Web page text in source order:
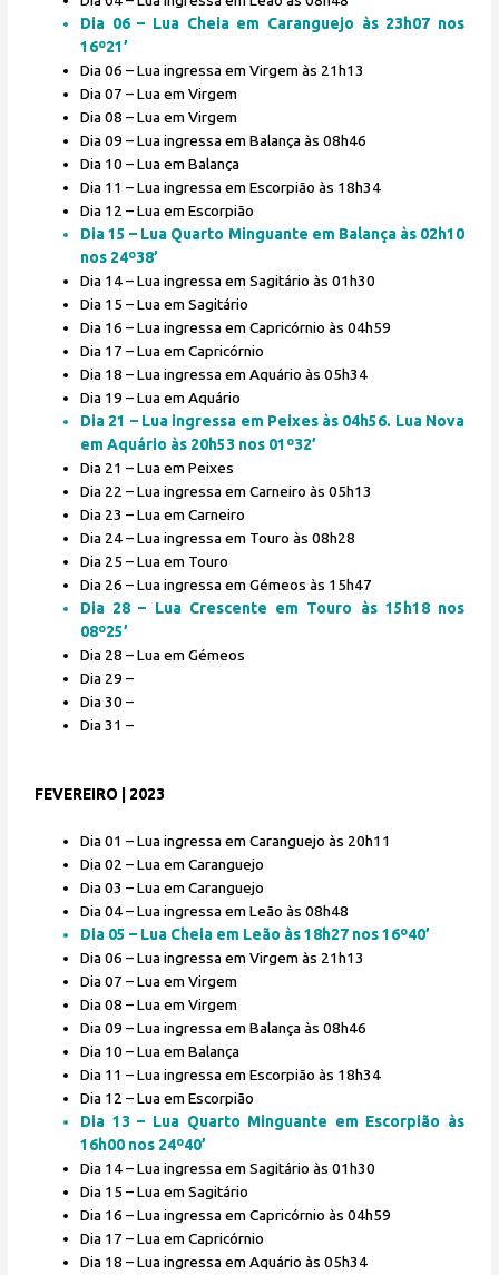
Dia 06 – Lua Cheia em Caranguejo às 23h07 nos
16º21’
Dia 06 – Lua ingressa em Virgem às 21h13
Dia 07 – Lua em Virgem
Dia 08 – Lua em Virgem
Dia 09 – Lua ingressa em Balança às 08h46
Dia 10 – Lua em Balança
Dia 11 – Lua ingressa em Escorpião às 18h34
Dia 12 – Lua em Escorpião
Dia 15 – Lua Quarto Minguante em Balança às 02h10
nos 24º38’
Dia 14 – Lua ingressa em Sagitário às 01h30
Dia 15 – Lua em Sagitário
Dia 16 – Lua ingressa em Capricórnio às 04h59
Dia 17 – Lua em Capricórnio
Dia 18 – Lua ingressa em Aquário às 05h34
Dia 19 – Lua em Aquário
Dia 21 – Lua ingressa em Peixes às 04h56. Lua Nova
em Aquário às 20h53 nos 01º32’
Dia 21 – Lua em Peixes
Dia 22 – Lua ingressa em Carneiro às 05h13
Dia 23 – Lua em Carneiro
Dia 24 – Lua ingressa em Touro às 08h28
Dia 25 – Lua em Touro
Dia 26 – Lua ingressa em Gémeos às 15h47
Dia 28 – Lua Crescente em Touro às 15h18 nos
08º25’
Dia 28 – Lua em Gémeos
Dia 29 –
Dia 30 –
Dia 31 –
FEVEREIRO | 2023
Dia 01 – Lua ingressa em Caranguejo às 20h11
Dia 02 – Lua em Caranguejo
Dia 03 – Lua em Caranguejo
Dia 04 – Lua ingressa em Leão às 08h48
Dia 05 – Lua Cheia em Leão às 18h27 nos 16º40’
Dia 06 – Lua ingressa em Virgem às 21h13
Dia 07 – Lua em Virgem
Dia 08 – Lua em Virgem
Dia 09 – Lua ingressa em Balança às 08h46
Dia 10 – Lua em Balança
Dia 11 – Lua ingressa em Escorpião às 18h34
Dia 12 – Lua em Escorpião
Dia 13 – Lua Quarto Minguante em Escorpião às
16h00 nos 24º40’
Dia 14 – Lua ingressa em Sagitário às 01h30
Dia 15 – Lua em Sagitário
Dia 16 – Lua ingressa em Capricórnio às 04h59
Dia 17 – Lua em Capricórnio
Dia 18 – Lua ingressa em Aquário às 05h34